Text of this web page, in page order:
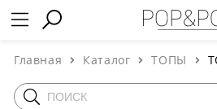
Главная Каталог ТОПЫ